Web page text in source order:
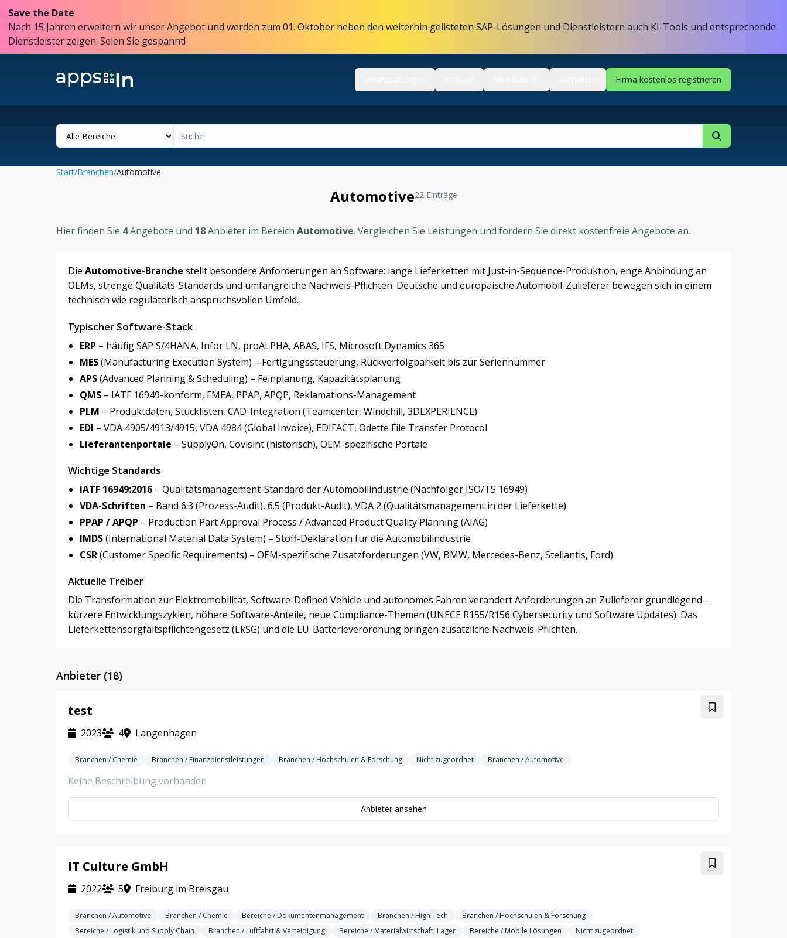
Save the Date
Nach 15 Jahren erweitern wir unser Angebot und werden zum 01. Oktober neben den weiterhin gelisteten SAP-Lösungen und Dienstleistern auch KI-Tools und entsprechende
Dienstleister zeigen. Seien Sie gespannt!
Firma kostenlos registrieren
Start/Branchen/Automotive
Automotive22 Einträge
Hier finden Sie 4Angebote und 18Anbieter im Bereich Automotive. Vergleichen Sie Leistungen und fordern Sie direkt kostenfreie Angebote an.
Die Automotive-Branche stellt besondere Anforderungen an Software: lange Lieferketten mit Just-in-Sequence-Produktion, enge Anbindung an
OEMs, strenge Qualitäts-Standards und umfangreiche Nachweis-Pflichten. Deutsche und europäische Automobil-Zulieferer bewegen sich in einem
technisch wie regulatorisch anspruchsvollen Umfeld.
Typischer Software-Stack
ERP – häufig SAP S/4HANA, Infor LN, proALPHA, ABAS, IFS, Microsoft Dynamics 365
MES(Manufacturing Execution System) – Fertigungssteuerung, Rückverfolgbarkeit bis zur Seriennummer
APS(Advanced Planning & Scheduling) – Feinplanung, Kapazitätsplanung
QMS – IATF 16949-konform, FMEA, PPAP, APQP, Reklamations-Management
PLM – Produktdaten, Stücklisten, CAD-Integration (Teamcenter, Windchill, 3DEXPERIENCE)
EDI – VDA 4905/4913/4915, VDA 4984 (Global Invoice), EDIFACT, Odette File Transfer Protocol
Lieferantenportale – SupplyOn, Covisint (historisch), OEM-spezifische Portale
Wichtige Standards
IATF 16949:2016 – Qualitätsmanagement-Standard der Automobilindustrie (Nachfolger ISO/TS 16949)
VDA-Schriften – Band 6.3 (Prozess-Audit), 6.5 (Produkt-Audit), VDA 2 (Qualitätsmanagement in der Lieferkette)
PPAP / APQP – Production Part Approval Process / Advanced Product Quality Planning (AIAG)
IMDS(International Material Data System) – Stoff-Deklaration für die Automobilindustrie
CSR(Customer Specific Requirements) – OEM-spezifische Zusatzforderungen (VW, BMW, Mercedes-Benz, Stellantis, Ford)
Aktuelle Treiber
Die Transformation zur Elektromobilität, Software-Defined Vehicle und autonomes Fahren verändert Anforderungen an Zulieferer grundlegend –
kürzere Entwicklungszyklen, höhere Software-Anteile, neue Compliance-Themen (UNECE R155/R156 Cybersecurity und Software Updates). Das
Lieferkettensorgfaltspflichtengesetz (LkSG) und die EU-Batterieverordnung bringen zusätzliche Nachweis-Pflichten.
Anbieter (18)
test
2023 4 Langenhagen
Branchen / Chemie Branchen / Finanzdienstleistungen Branchen / Hochschulen & Forschung Nicht zugeordnet Branchen / Automotive
Keine Beschreibung vorhanden
Anbieter ansehen
IT Culture GmbH
2022 5 Freiburg im Breisgau
Branchen / Automotive Branchen / Chemie Bereiche / Dokumentenmanagement Branchen / High Tech
Branchen / Hochschulen & Forschung
Bereiche / Logistik und Supply Chain
Branchen / Luftfahrt & Verteidigung Bereiche / Materialwirtschaft, Lager Bereiche / Mobile Lösungen
Nicht zugeordnet